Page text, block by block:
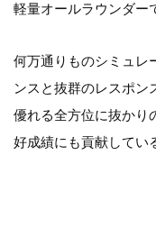
軽量オールラウンダー
何万通りものシミュレ
ンスと抜群のレスポン
優れる全方位に抜かり
好成績にも貢献してい